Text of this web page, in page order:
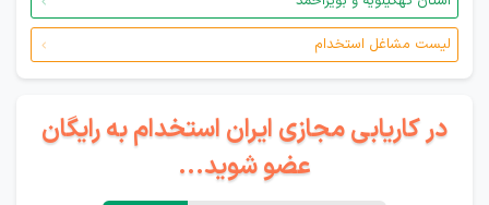
لیست مشاغل استخدام
در کاریابی مجازی ایران استخدام به رایگان
عضو شوید...